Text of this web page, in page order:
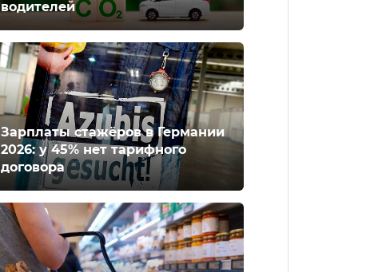
водителей
Зарплаты стажёров в Германии
2026: у 45% нет тарифного
договора